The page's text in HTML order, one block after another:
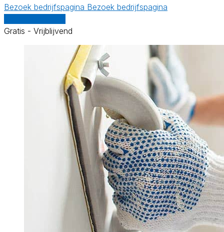
Bezoek bedrijfspagina Bezoek bedrijfspagina
Gratis - Vrijblijvend